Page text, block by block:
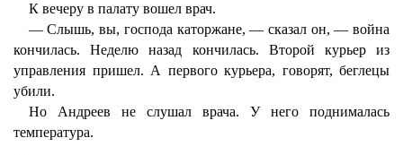
К вечеру в палату вошел врач.
— Слышь, вы, господа каторжане, — сказал он, — война
кончилась. Неделю назад кончилась. Второй курьер из
управления пришел. А первого курьера, говорят, беглецы
убили.
Но Андреев не слушал врача. У него поднималась
температура.